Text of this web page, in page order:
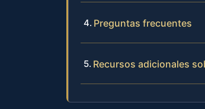
Preguntas frecuentes
Recursos adicionales